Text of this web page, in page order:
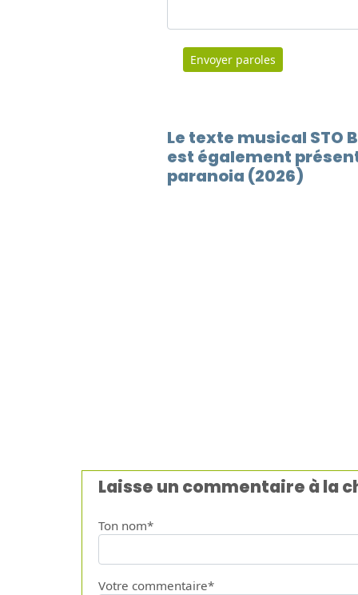
Envoyer paroles
Le texte musical STO
est également
paranoia (2026)
Laisse un commentaire à la
Ton nom*
Votre commentaire*